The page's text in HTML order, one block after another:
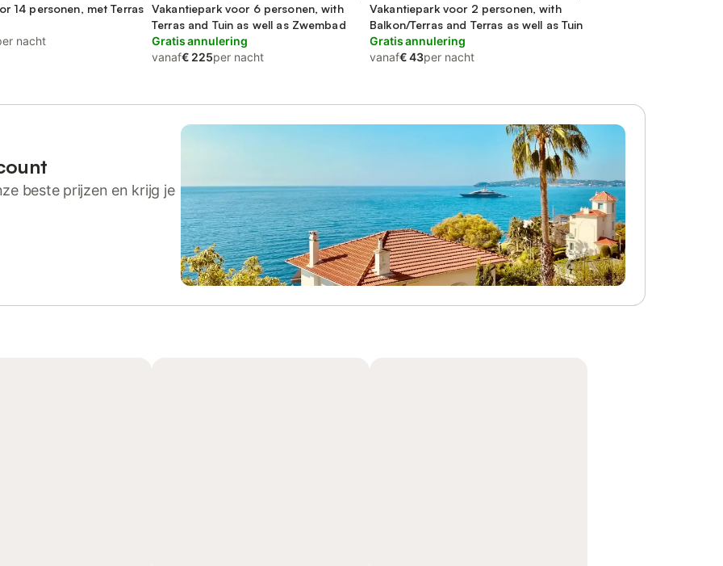
14 personen, met Terras
nacht
Vakantiepark voor 6 personen, with
Terras and Tuin as well as Zwembad
Gratis annulering
vanaf€ 225per nacht
Vakantiepark voor 2 personen, with
Balkon/Terras and Terras as well as Tuin
Gratis annulering
vanaf€ 43per nacht
beste prijzen en krijg je